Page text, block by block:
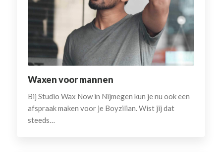
Waxen voor mannen
Bij Studio Wax Now in Nijmegen kun je nu ook een
afspraak maken voor je Boyzilian. Wist jij dat
steeds…